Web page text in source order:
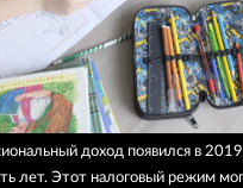
доход появился в
лет. Этот налоговый режим